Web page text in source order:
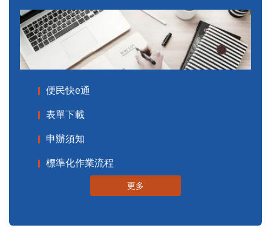
便民快e通
表單下載
申辦須知
標準化作業流程
更多